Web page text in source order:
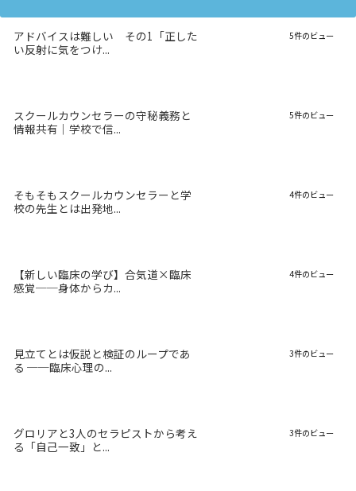
アドバイスは難しい その1「正した
い反射に気をつけ...
5件のビュー
スクールカウンセラーの守秘義務と
情報共有｜学校で信...
5件のビュー
そもそもスクールカウンセラーと学
校の先生とは出発地...
4件のビュー
【新しい臨床の学び】合気道×臨床
感覚──身体からカ...
4件のビュー
見立てとは仮説と検証のループであ
る ──臨床心理の...
3件のビュー
グロリアと3人のセラピストから考え
る「自己一致」と...
3件のビュー